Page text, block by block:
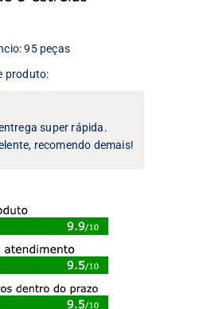
95 peças
produto:
super rápida.
recomendo demais!